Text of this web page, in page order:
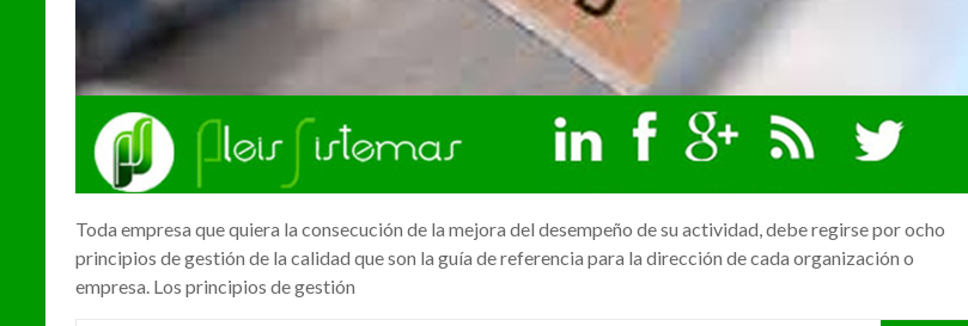
Toda empresa que quiera la consecución de la mejora del desempeño de su actividad, debe regirse por ocho
principios de gestión de la calidad que son la guía de referencia para la dirección de cada organización o
empresa. Los principios de gestión